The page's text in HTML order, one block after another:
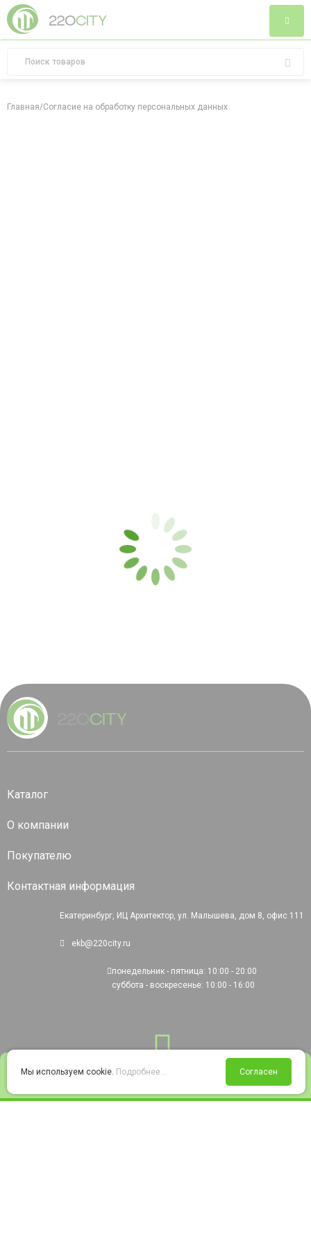
Войти Избранное Корзина
Главная/Согласие на обработку персональных данных
Каталог
О компании
Покупателю
Контактная информация
Екатеринбург, ИЦ Архитектор, ул. Малышева, дом 8, офис 111
ekb@220city.ru
понедельник - пятница: 10:00 - 20:00
суббота - воскресенье: 10:00 - 16:00
Мы используем cookie. Подробнее... Согласен